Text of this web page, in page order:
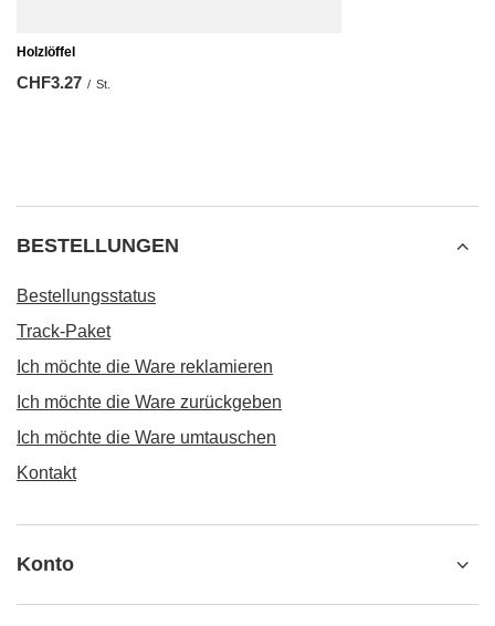
Holzlöffel
CHF3.27 / St.
BESTELLUNGEN
Bestellungsstatus
Track-Paket
Ich möchte die Ware reklamieren
Ich möchte die Ware zurückgeben
Ich möchte die Ware umtauschen
Kontakt
Konto